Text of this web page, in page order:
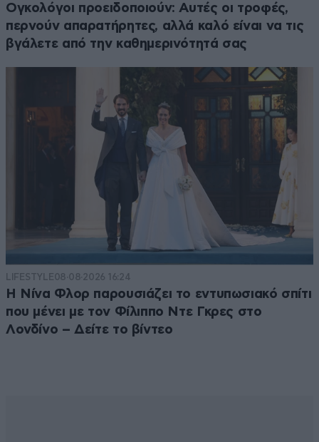
Ογκολόγοι προειδοποιούν: Αυτές οι τροφές,
περνούν απαρατήρητες, αλλά καλό είναι να τις
βγάλετε από την καθημερινότητά σας
LIFESTYLE08·08·2026 16:24
Η Νίνα Φλορ παρουσιάζει το εντυπωσιακό σπίτι
που μένει με τον Φίλιππο Ντε Γκρες στο
Λονδίνο – Δείτε το βίντεο